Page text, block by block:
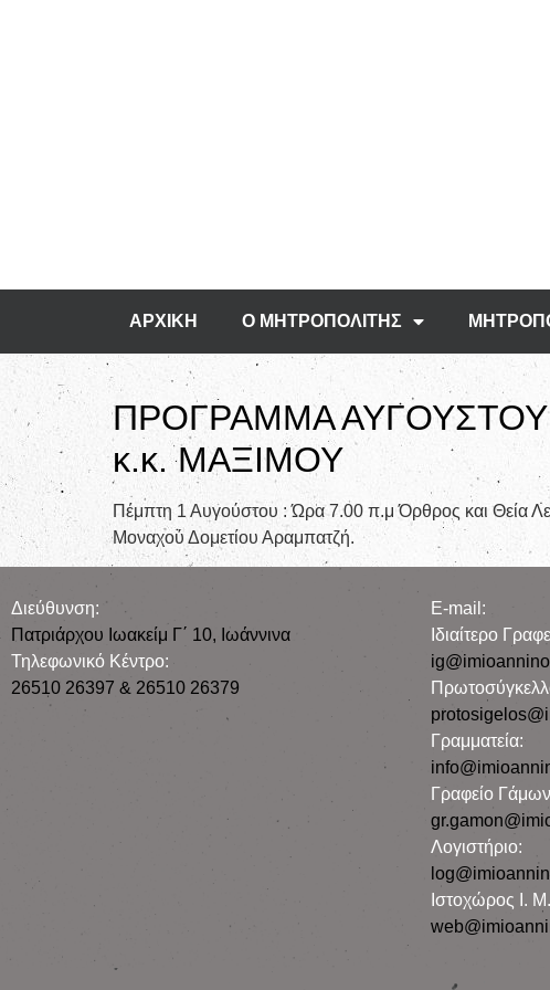
ΑΡΧΙΚΗ Ο ΜΗΤΡΟΠΟΛΙΤΗΣ
ΠΡΟΓΡΑΜΜΑ
κ.κ. ΜΑΞΙΜΟΥ
Πέμπτη 1 Αυγούστου : Ώρα 7.00 π.μ Όρθρος και Θεία
Μοναχού Δομετίου Αραμπατζή.
Διεύθυνση:
Πατριάρχου Ιωακείμ Γ΄ 10, Iωάννινα
Τηλεφωνικό Κέντρο:
26510 26397 & 26510 26379
E-mail:
Iδιαίτερο
Γραμματεία:
Γραφείο Γάμων
Λογιστήριο:
Ιστοχώρος Ι.